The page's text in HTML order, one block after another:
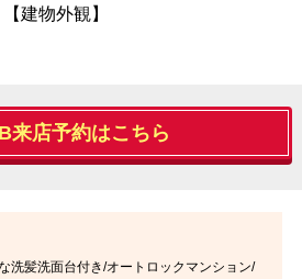
【建物外観】
来店予約はこちら
洗髪洗面台付き/オートロックマンション/